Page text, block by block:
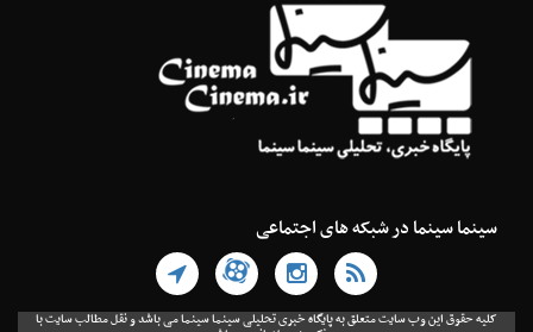
سینما سینما در شبکه های اجتماعی
کلیه حقوق این وب سایت متعلق به پایگاه خبری تحلیلی سینما سینما می باشد و نقل مطالب سایت با